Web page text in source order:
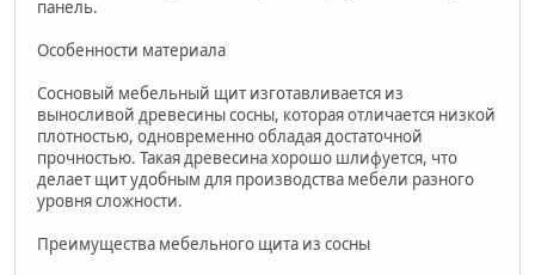
панель.
Особенности материала
Сосновый мебельный щит изготавливается из
выносливой древесины сосны, которая отличается низкой
плотностью, одновременно обладая достаточной
прочностью. Такая древесина хорошо шлифуется, что
делает щит удобным для производства мебели разного
уровня сложности.
Преимущества мебельного щита из сосны